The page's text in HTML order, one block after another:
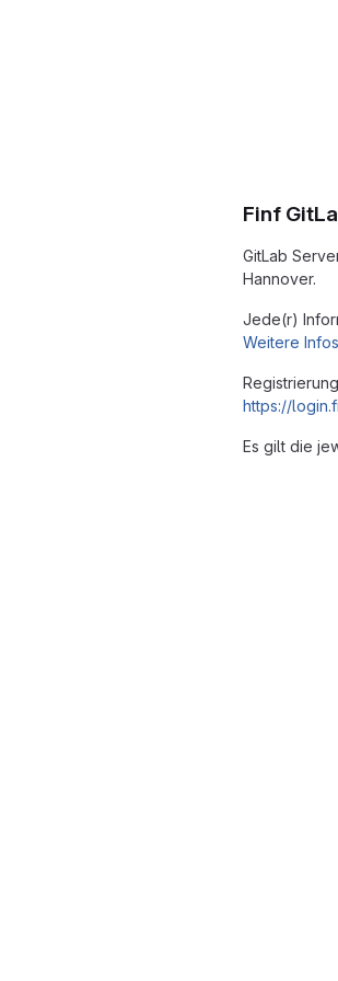
Finf
GitLab
Hannover.
Jede(r)
Weitere Infos
https://
Es gilt die